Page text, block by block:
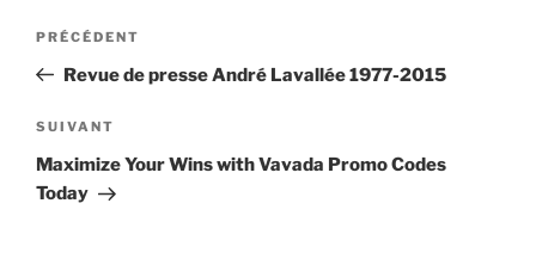
Navigation
l'article
Article
précédent
PRÉCÉDENT
Revue de presse André Lavallée 1977-2015
Article
suivant
SUIVANT
Maximize Your Wins with Vavada Promo Codes
Today